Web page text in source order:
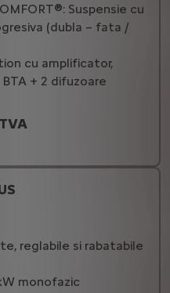
Suspensie cu
(dubla – fata /
cu amplificator,
+ 2 difuzoare
reglabile si rabatabile
monofazic